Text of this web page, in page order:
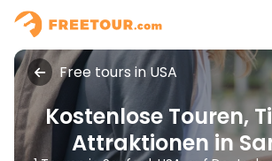
Free tours in USA
Kostenlose Touren,
Attraktionen in